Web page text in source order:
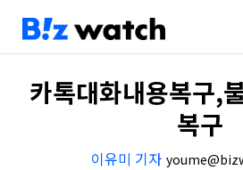
카톡대화내용복구,
복구
이유미 기자